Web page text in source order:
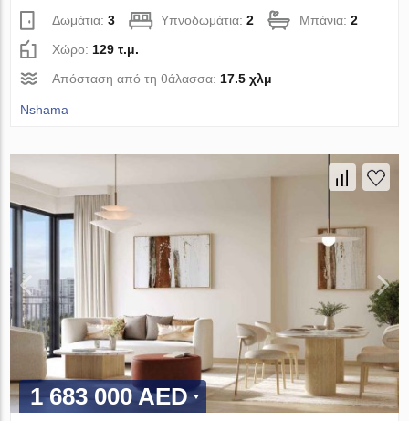
Δωμάτια:3 Υπνοδωμάτια:2 Μπάνια:2
Χώρο: 129 τ.μ.
Απόσταση από τη θάλασσα: 17.5 χλμ
Nshama
1 683 000 AED